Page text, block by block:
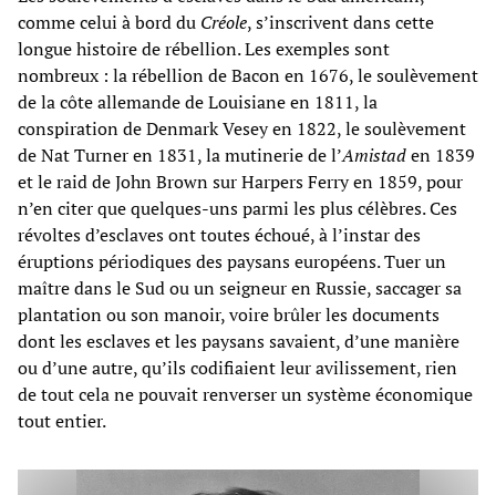
comme celui à bord du Créole, s’inscrivent dans cette
longue histoire de rébellion. Les exemples sont
nombreux : la rébellion de Bacon en 1676, le soulèvement
de la côte allemande de Louisiane en 1811, la
conspiration de Denmark Vesey en 1822, le soulèvement
de Nat Turner en 1831, la mutinerie de l’Amistaden 1839
et le raid de John Brown sur Harpers Ferry en 1859, pour
n’en citer que quelques-uns parmi les plus célèbres. Ces
révoltes d’esclaves ont toutes échoué, à l’instar des
éruptions périodiques des paysans européens. Tuer un
maître dans le Sud ou un seigneur en Russie, saccager sa
plantation ou son manoir, voire brûler les documents
dont les esclaves et les paysans savaient, d’une manière
ou d’une autre, qu’ils codifiaient leur avilissement, rien
de tout cela ne pouvait renverser un système économique
tout entier.